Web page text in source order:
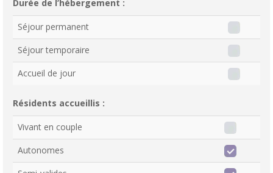
Durée de l’hébergement :
Séjour permanent
Séjour temporaire
Accueil de jour
Résidents accueillis :
Vivant en couple
Autonomes